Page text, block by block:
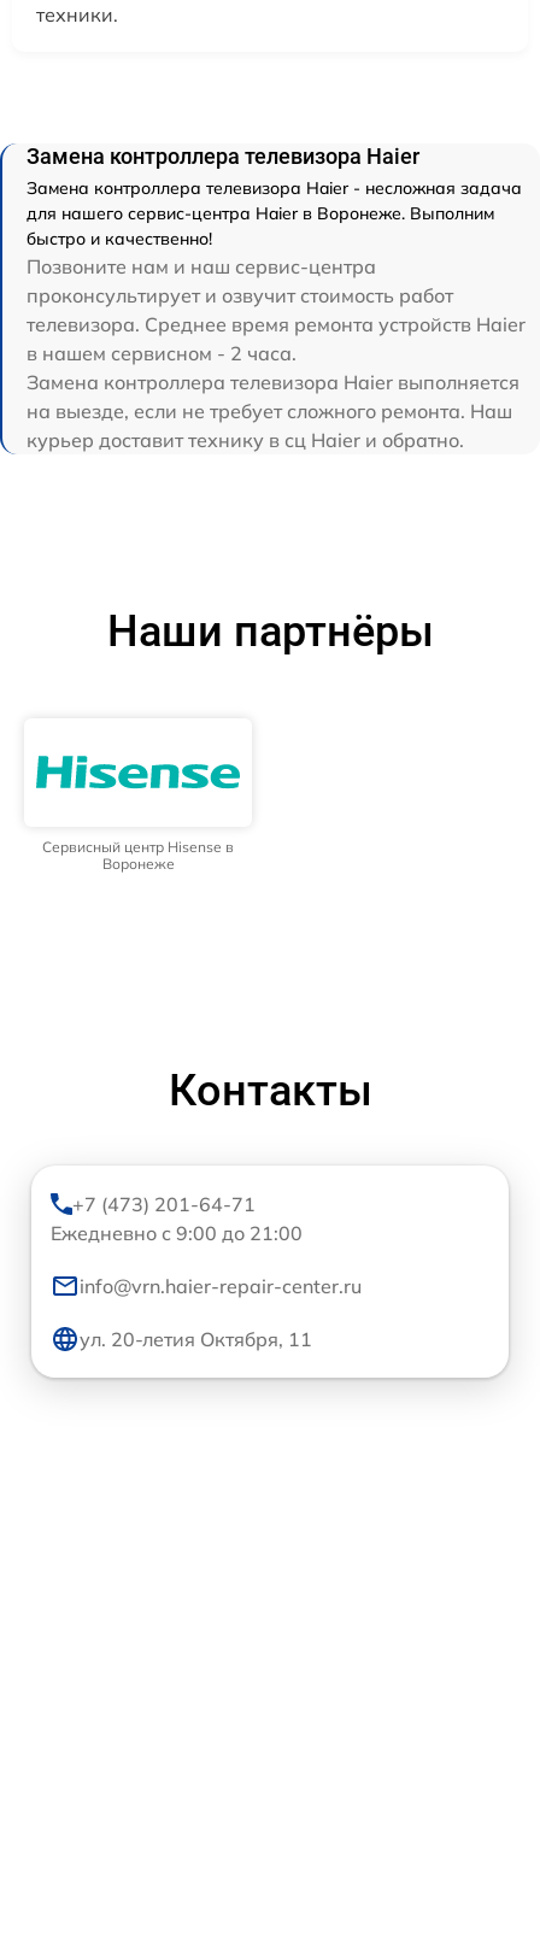
техники.
Замена контроллера телевизора Haier
Замена контроллера телевизора Haier - несложная задача
для нашего сервис-центра Haier в Воронеже. Выполним
быстро и качественно!
Позвоните нам и наш сервис-центра
проконсультирует и озвучит стоимость работ
телевизора. Среднее время ремонта устройств Haier
в нашем сервисном - 2 часа.
Замена контроллера телевизора Haier выполняется
на выезде, если не требует сложного ремонта. Наш
курьер доставит технику в сц Haier и обратно.
Наши партнёры
Сервисный центр Hisense в
Воронеже
Контакты
+7 (473) 201-64-71
Ежедневно с 9:00 до 21:00
info@vrn.haier-repair-center.ru
ул. 20-летия Октября, 11